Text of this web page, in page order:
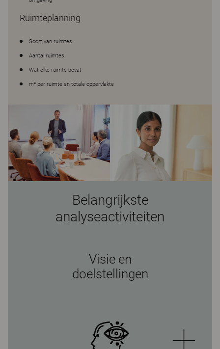
Ruimteplanning
Soort van ruimtes
Aantal ruimtes
Wat elke ruimte bevat
m² per ruimte en totale oppervlakte
Belangrijkste
analyseactiviteiten
Visie en
doelstellingen